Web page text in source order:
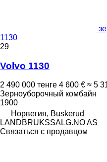
1130
29
Volvo 1130
2 490 000 тенге 4 600 € ≈ 5
Зерноуборочный комбайн
1900
Норвегия, Buskerud
LANDBRUKSSALG.NO AS
Связаться с продавцом